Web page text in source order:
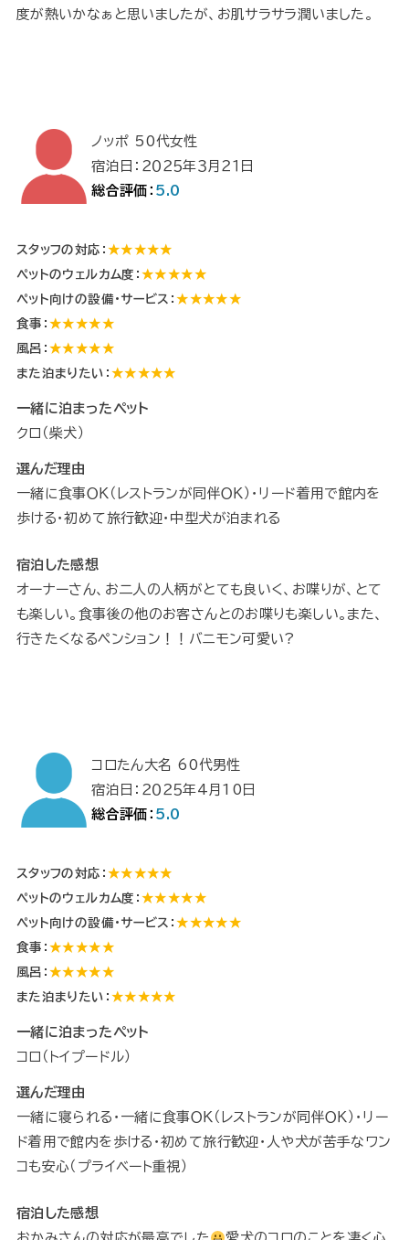
度が熱いかなぁと思いましたが、お肌サラサラ潤いました。
ノッポ 50代女性
宿泊日：２０２５年３月２１日
総合評価： 5.0
スタッフの対応： ★★★★★
ペットのウェルカム度：★★★★★
ペット向けの設備・サービス：★★★★★
食事：★★★★★
風呂：★★★★★
また泊まりたい： ★★★★★
一緒に泊まったペット
クロ（柴犬）
選んだ理由
一緒に食事ＯＫ（レストランが同伴ＯＫ）・リード着用で館内を
歩ける・初めて旅行歓迎・中型犬が泊まれる
宿泊した感想
オーナーさん、お二人の人柄がとても良いく、お喋りが、とて
も楽しい。食事後の他のお客さんとのお喋りも楽しい。また、
行きたくなるペンション！！バニモン可愛い?
コロたん大名 60代男性
宿泊日：２０２５年4月10日
総合評価： 5.0
スタッフの対応： ★★★★★
ペットのウェルカム度：★★★★★
ペット向けの設備・サービス：★★★★★
食事：★★★★★
風呂：★★★★★
また泊まりたい： ★★★★★
一緒に泊まったペット
コロ（トイプードル）
選んだ理由
一緒に寝られる・一緒に食事ＯＫ（レストランが同伴ＯＫ）・リー
ド着用で館内を歩ける・初めて旅行歓迎・人や犬が苦手なワン
コも安心（プライベート重視）
宿泊した感想